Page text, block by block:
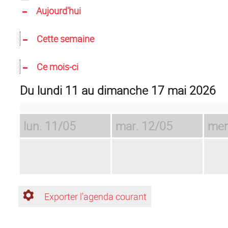
Aujourd'hui
Cette semaine
Ce mois-ci
du lundi 11 au dimanche 17 mai 2026
lun. 11/05 mar. 12/05
Exporter l'agenda courant